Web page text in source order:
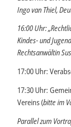
Ingo van Thiel,
16:00 Uhr:
Kindes- und
Rechtsanwältin
17:00 Uhr:
17:30 Uhr:
Vereins (bitte im
Parallel zum